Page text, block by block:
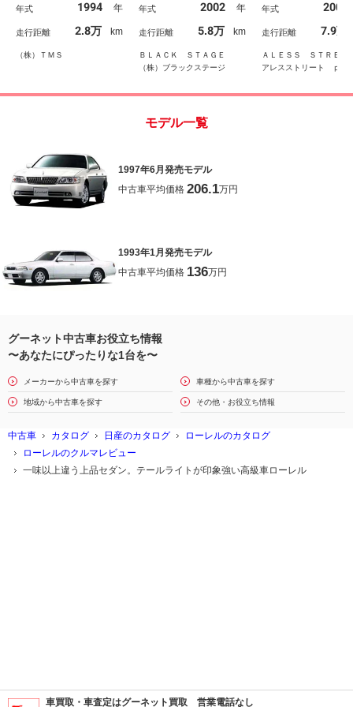
年式 1994 年
走行距離 2.8万 km
（株）ＴＭＳ
ウンサス 新品エアロ
オリジナルＨＩＤヘッド
ライト 新品ＬＥＤマー
カー 新品マフラーエク
ステンション
年式 2002 年
走行距離 5.8万 km
ＢＬＡＣＫ ＳＴＡＧＥ
（株）ブラックステージ
パー グリル・ガー
シュスモークメッキ
工 スモークテール
年式 2002
走行距離 7.9万
ＡＬＥＳＳ ＳＴＲＥ
アレスストリート ｐｒ
ライン／ローレル／マー
モデル一覧
1997年6月発売モデル
中古車平均価格 206.1万円
1993年1月発売モデル
中古車平均価格 136万円
グーネット中古車お役立ち情報
〜あなたにぴったりな1台を〜
メーカーから中古車を探す 車種から中古車を探す
地域から中古車を探す その他・お役立ち情報
中古車 カタログ 日産のカタログ
ローレルのカタログ
ローレルのクルマレビュー
一味以上違う上品セダン。テールライトが印象強い高級車ローレル
車買取・車査定はグーネット買取 営業電話なし